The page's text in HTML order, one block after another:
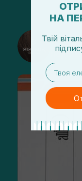
НА
Твій
email